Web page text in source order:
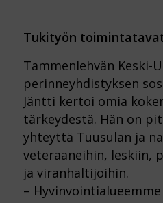
Tukityön
Tammenlehvän Keski-
perinneyhdistyksen
Jäntti kertoi omia
tärkeydestä. Hän on
yhteyttä Tuusulan ja
veteraaneihin, leskiin,
ja viranhaltijoihin.
– Hyvinvointialueemme